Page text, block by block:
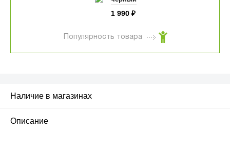
1 990 ₽
Популярность товара
Наличие в магазинах
Описание